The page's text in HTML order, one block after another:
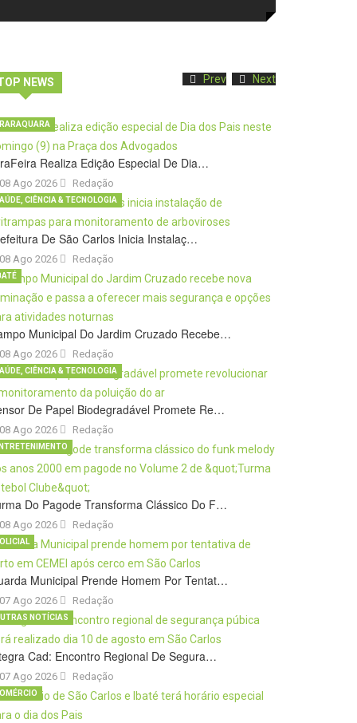
NEWS Prev Next
Realiza Edição Especial De Dia…
08 Ago 2026 Redação
De São Carlos Inicia Instalaç…
08 Ago 2026
CIÊNCIA & TECNOLOGIA
Redação
Municipal Do Jardim Cruzado Recebe…
08 Ago 2026 Redação
De Papel Biodegradável Promete Re…
08 Ago 2026
CIÊNCIA & TECNOLOGIA
Redação
Do Pagode Transforma Clássico Do F…
08 Ago 2026 Redação
Municipal Prende Homem Por Tentat…
07 Ago 2026 Redação
Cad: Encontro Regional De Segura…
07 Ago 2026
NOTÍCIAS
Redação